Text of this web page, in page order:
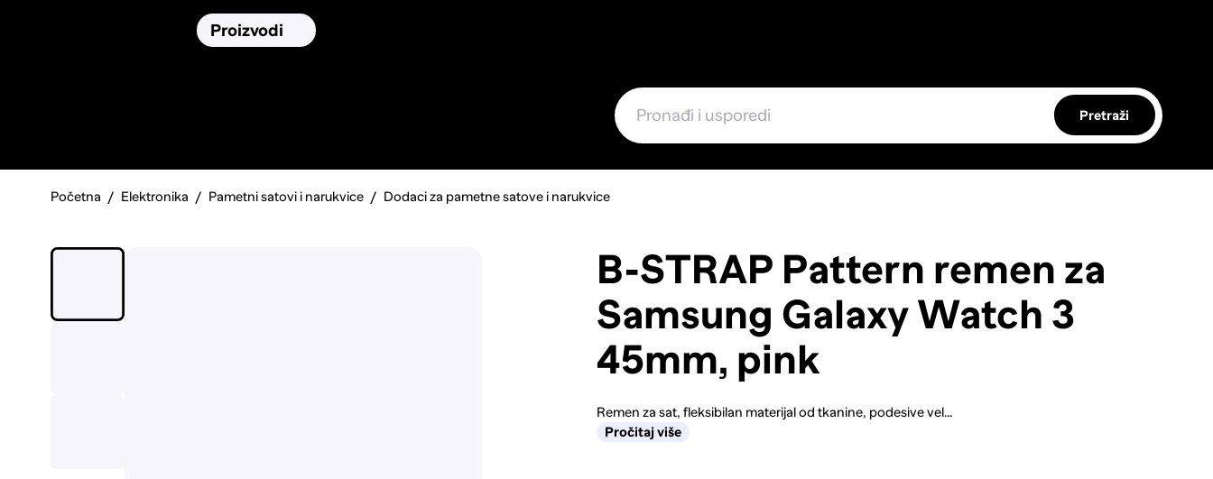
Proizvodi
Pretraži
Početna Elektronika Pametni satovi i narukvice Dodaci za pametne satove i narukvice
B-STRAP Pattern remen za
Samsung Galaxy Watch 3
45mm, pink
Remen za sat, fleksibilan materijal od tkanine, podesive vel…
Pročitaj više